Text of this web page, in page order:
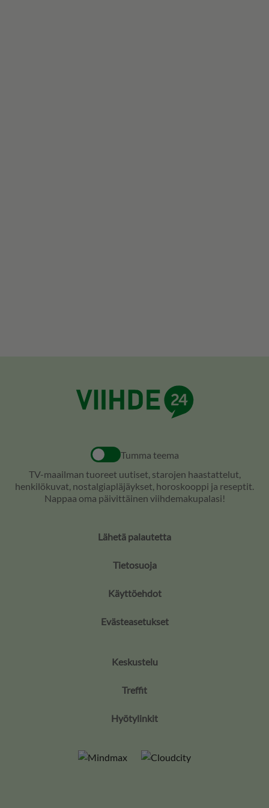
Tumma teema
TV-maailman tuoreet uutiset, starojen haastattelut,
henkilökuvat, nostalgiapläjäykset, horoskooppi ja reseptit.
Nappaa oma päivittäinen viihdemakupalasi!
Lähetä palautetta
Tietosuoja
Käyttöehdot
Evästeasetukset
Keskustelu
Treffit
Hyötylinkit